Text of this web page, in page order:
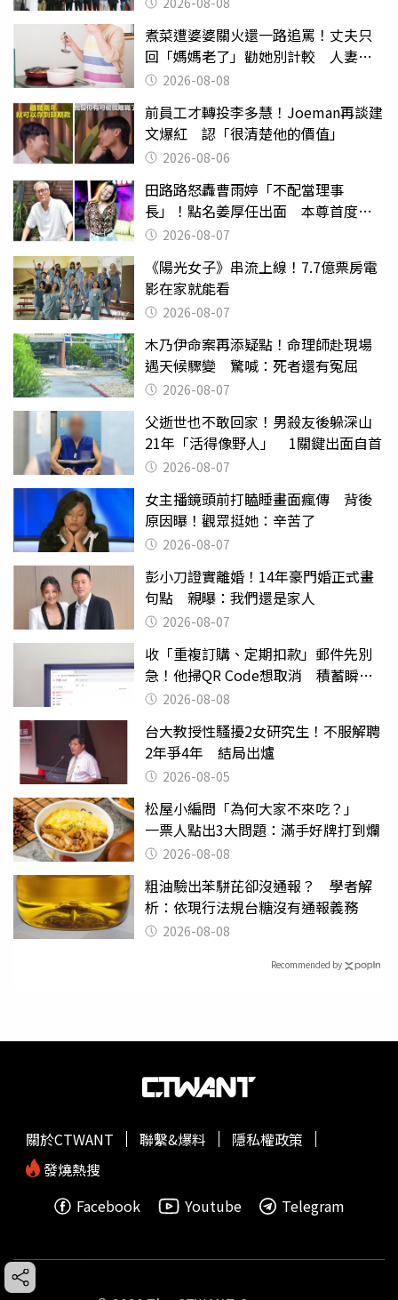
煮菜遭婆婆關火還一路追罵！丈夫只
回「媽媽老了」勸她別計較 人妻超
崩潰：我像台傭
2026-08-08
前員工才轉投李多慧！Joeman再談建
文爆紅 認「很清楚他的價值」
2026-08-06
田路路怒轟曹雨婷「不配當理事
長」！點名姜厚任出面 本尊首度回
應了2026-08-07
《陽光女子》串流上線！7.7億票房電
影在家就能看
2026-08-07
木乃伊命案再添疑點！命理師赴現場
遇天候驟變 驚喊：死者還有冤屈
2026-08-07
父逝世也不敢回家！男殺友後躲深山
21年「活得像野人」 1關鍵出面自首
2026-08-07
女主播鏡頭前打瞌睡畫面瘋傳 背後
原因曝！觀眾挺她：辛苦了
2026-08-07
彭小刀證實離婚！14年豪門婚正式畫
句點 親曝：我們還是家人
2026-08-07
收「重複訂購、定期扣款」郵件先別
急！他掃QR Code想取消 積蓄瞬間
蒸發2026-08-08
台大教授性騷擾2女研究生！不服解聘
2年爭4年 結局出爐
2026-08-05
松屋小編問「為何大家不來吃？」
一票人點出3大問題：滿手好牌打到爛
2026-08-08
粗油驗出苯駢芘卻沒通報？ 學者解
析：依現行法規台糖沒有通報義務
2026-08-08
Recommended by
關於CTWANT 聯繫&爆料
隱私權政策
發燒熱搜
Facebook
Youtube Telegram